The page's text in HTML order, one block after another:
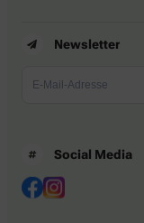
Newsletter
Social Media